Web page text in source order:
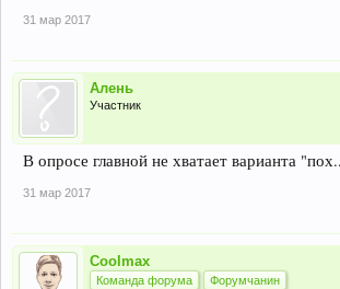
31 мар 2017
Алень
Участник
В опросе главной не хватает варианта
31 мар 2017
Coolmax
Команда форума Форумчанин